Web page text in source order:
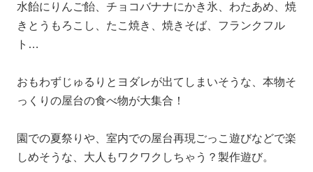
水飴にりんご飴、チョコバナナにかき氷、わたあめ、焼
きとうもろこし、たこ焼き、焼きそば、フランクフル
ト…
おもわずじゅるりとヨダレが出てしまいそうな、本物そ
っくりの屋台の食べ物が大集合！
園での夏祭りや、室内での屋台再現ごっこ遊びなどで楽
しめそうな、大人もワクワクしちゃう？製作遊び。